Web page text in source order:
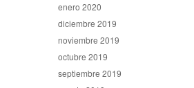
enero 2020
diciembre 2019
noviembre 2019
octubre 2019
septiembre 2019